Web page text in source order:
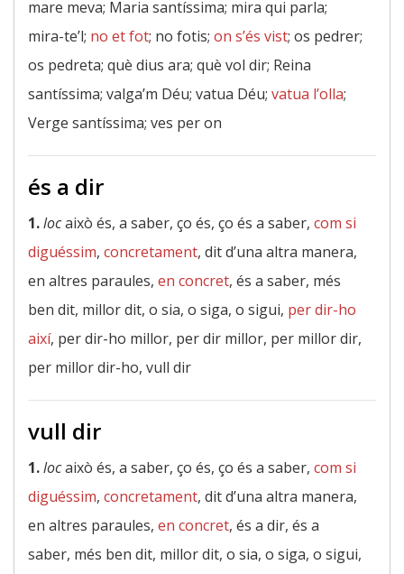
mare meva; Maria santíssima; mira qui parla;
mira-te’l; no et fot; no fotis; on s’és vist; os pedrer;
os pedreta; què dius ara; què vol dir; Reina
santíssima; valga’m Déu; vatua Déu; vatua l’olla;
Verge santíssima; ves per on
és a dir
1.locaixò és, a saber, ço és, ço és a saber, com si
diguéssim, concretament, dit d’una altra manera,
en altres paraules, en concret, és a saber, més
ben dit, millor dit, o sia, o siga, o sigui, per dir-ho
així, per dir-ho millor, per dir millor, per millor dir,
per millor dir-ho, vull dir
vull dir
1.locaixò és, a saber, ço és, ço és a saber, com si
diguéssim, concretament, dit d’una altra manera,
en altres paraules, en concret, és a dir, és a
saber, més ben dit, millor dit, o sia, o siga, o sigui,